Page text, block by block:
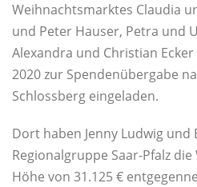
Weihnachtsmarktes Claudia
und Peter Hauser, Petra und
Alexandra und Christian
2020 zur Spendenübergabe
Schlossberg eingeladen.
Dort haben Jenny Ludwig und
Regionalgruppe Saar-Pfalz
Höhe von 31.125 €